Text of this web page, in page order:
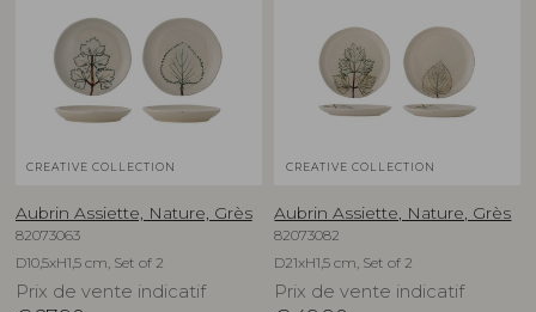
CREATIVE COLLECTION
Aubrin Assiette, Nature, Grès
82073063
D10,5xH1,5 cm, Set of 2
Prix de vente indicatif
CREATIVE COLLECTION
Aubrin Assiette, Nature, Grès
82073082
D21xH1,5 cm, Set of 2
Prix de vente indicatif